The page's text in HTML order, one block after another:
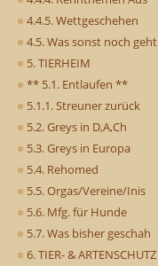
4.4.5. Wettgeschehen
4.5. Was sonst noch geht
5. TIERHEIM
** 5.1. Entlaufen **
5.1.1. Streuner zurück
5.2. Greys in D,A,Ch
5.3. Greys in Europa
5.4. Rehomed
5.5. Orgas/Vereine/Inis
5.6. Mfg. für Hunde
5.7. Was bisher geschah
6. TIER- & ARTENSCHUTZ